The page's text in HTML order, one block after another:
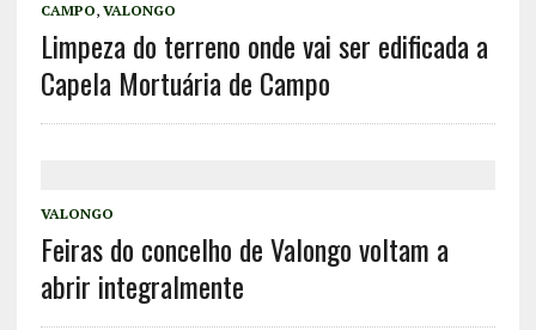
CAMPO, VALONGO
Limpeza do terreno onde vai ser edificada a
Capela Mortuária de Campo
VALONGO
Feiras do concelho de Valongo voltam a
abrir integralmente